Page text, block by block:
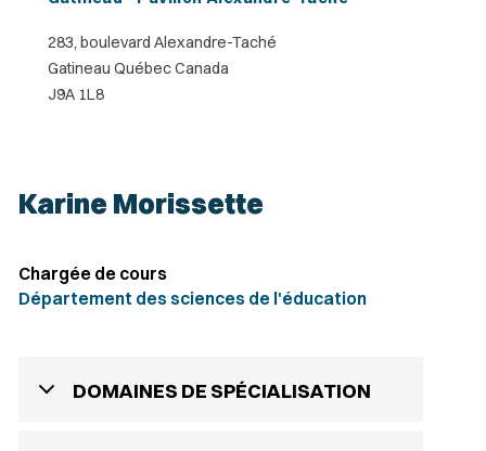
283, boulevard Alexandre-Taché
Gatineau Québec Canada
J9A 1L8
Karine Morissette
Chargée de cours
Département des sciences de l'éducation
DOMAINES DE SPÉCIALISATION